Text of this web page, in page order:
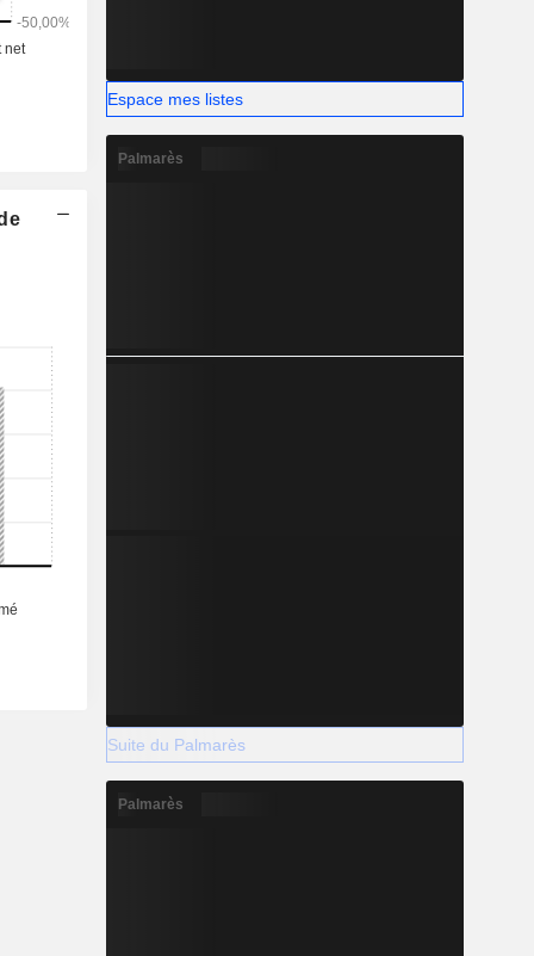
Espace mes listes
Palmarès
Suite du Palmarès
Palmarès